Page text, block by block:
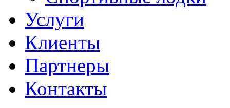
Услуги
Клиенты
Партнеры
Контакты